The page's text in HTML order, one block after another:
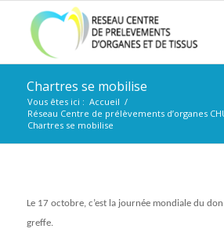
Chartres se mobilise
Vous êtes ici : Accueil /
Réseau Centre de prélèvements d’organes
Chartres se mobilise
Le 17 octobre, c’est la journée mondiale du don
greffe.